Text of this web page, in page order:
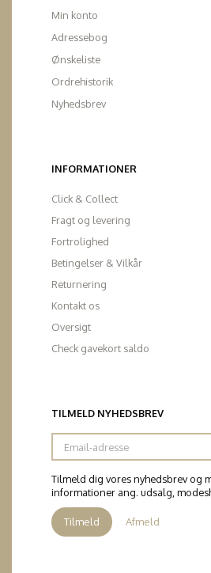
Min konto
Adressebog
Ønskeliste
Ordrehistorik
Nyhedsbrev
INFORMATIONER
Click & Collect
Fragt og levering
Fortrolighed
Betingelser & Vilkår
Returnering
Kontakt os
Oversigt
Check gavekort saldo
TILMELD NYHEDSBREV
Email-
adresse
Tilmeld dig vores nyhedsbrev og
informationer ang. udsalg,
Tilmeld Afmeld